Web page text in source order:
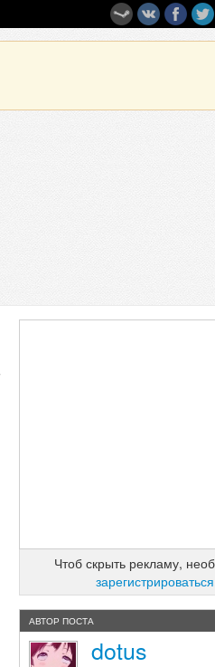
Чтоб скрыть рекламу,
зарегистрироваться
АВТОР ПОСТА
dotus